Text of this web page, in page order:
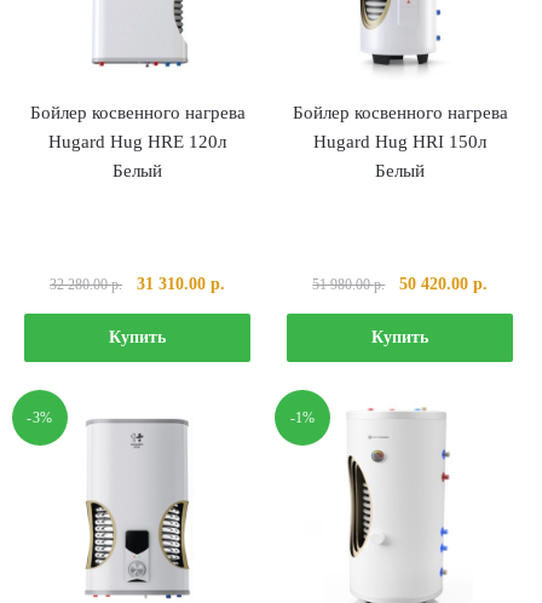
Бойлер косвенного нагрева
Hugard Hug HRE 120л
Белый
32 280.00р.
Первоначальная
составляла
32
31 310.00р.
310.00 р..
Купить
Бойлер косвенного нагрева
Hugard Hug HRI 150л
Белый
51 980.00р.
Первоначальная
составляла
51
50 420.00р.
420.00
Купить
-3% -1%